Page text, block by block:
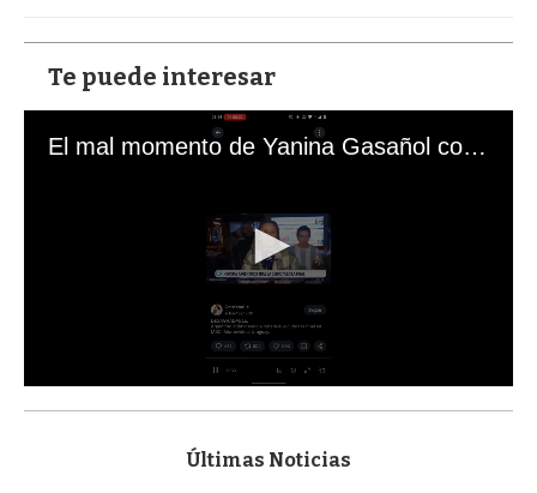
Te puede interesar
El mal momento de Yanina Gasañol con un hincha argentino en "Subrayado"
s
Últimas Noticias